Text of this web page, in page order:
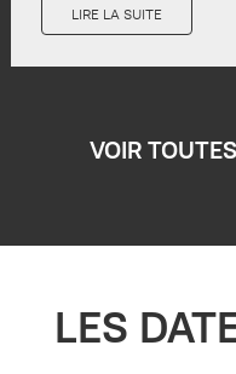
LIRE LA SUITE
VOIR
LES